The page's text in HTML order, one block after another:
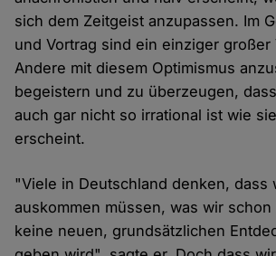
sich dem Zeitgeist anzupassen. Im
und Vortrag sind ein einziger großer
Andere mit diesem Optimismus
begeistern und zu überzeugen,
auch gar nicht so irrational ist wie
erscheint.
"Viele in Deutschland denken, dass
auskommen müssen, was wir
keine neuen, grundsätzlichen